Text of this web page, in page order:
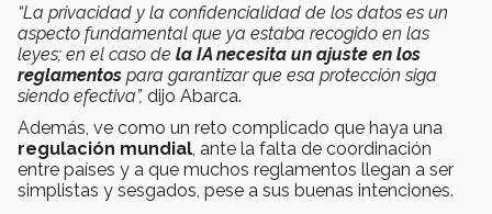
“La privacidad y la confidencialidad de los datos es un
aspecto fundamental que ya estaba recogido en las
leyes; en el caso de la IA necesita un ajuste en los
reglamentos para garantizar que esa protección siga
siendo efectiva”, dijo Abarca.
Además, ve como un reto complicado que haya una
regulación mundial, ante la falta de coordinación
entre países y a que muchos reglamentos llegan a ser
simplistas y sesgados, pese a sus buenas intenciones.